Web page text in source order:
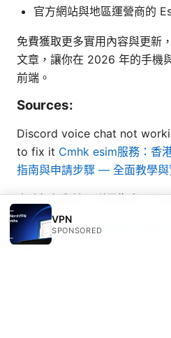
官方網站與地區運營商的
免費獲取更多實用內容與更新
文章，讓你在 2026 年的手機
前端。
Sources:
Discord voice chat not
to fix it Cmhk esim服務：香
指南與申請步驟 — 全面教學與
电脑如何翻墙：详尽指南、工
隧道熊vpn：全面指南与实用
保护
VPN
SPONSORED